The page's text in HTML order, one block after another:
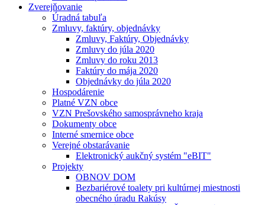
Zverejňovanie
Úradná tabuľa
Zmluvy, faktúry, objednávky
Zmluvy, Faktúry, Objednávky
Zmluvy do júla 2020
Zmluvy do roku 2013
Faktúry do mája 2020
Objednávky do júla 2020
Hospodárenie
Platné VZN obce
VZN Prešovského samosprávneho kraja
Dokumenty obce
Interné smernice obce
Verejné obstarávanie
Elektronický aukčný systém "eBIT"
Projekty
OBNOV DOM
Bezbariérové toalety pri kultúrnej miestnosti
obecného úradu Rakúsy